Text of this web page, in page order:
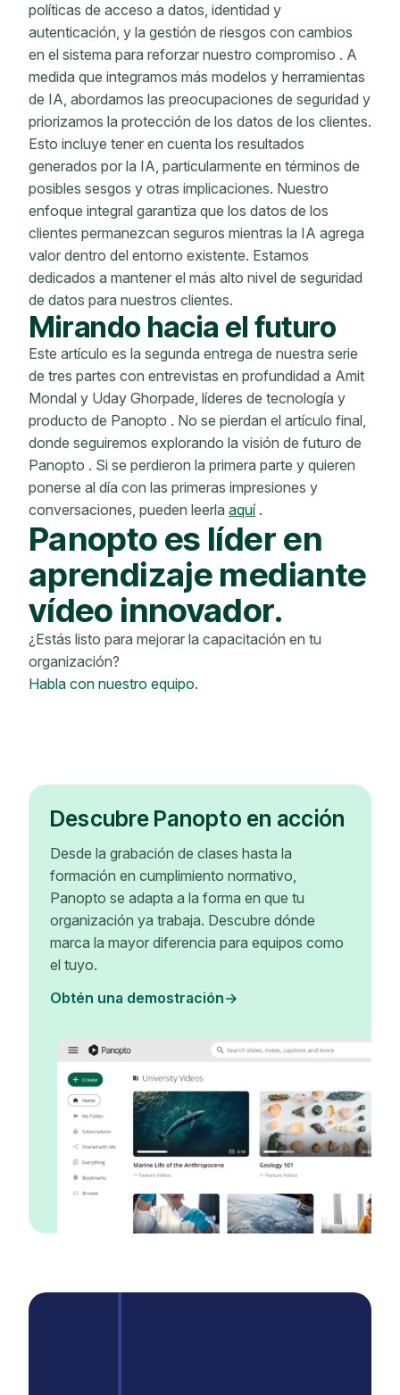
políticas de acceso a datos, identidad y
autenticación, y la gestión de riesgos con cambios
en el sistema para reforzar nuestro compromiso . A
medida que integramos más modelos y herramientas
de IA, abordamos las preocupaciones de seguridad y
priorizamos la protección de los datos de los clientes.
Esto incluye tener en cuenta los resultados
generados por la IA, particularmente en términos de
posibles sesgos y otras implicaciones. Nuestro
enfoque integral garantiza que los datos de los
clientes permanezcan seguros mientras la IA agrega
valor dentro del entorno existente. Estamos
dedicados a mantener el más alto nivel de seguridad
de datos para nuestros clientes.
Mirando hacia el futuro
Este artículo es la segunda entrega de nuestra serie
de tres partes con entrevistas en profundidad a Amit
Mondal y Uday Ghorpade, líderes de tecnología y
producto de Panopto . No se pierdan el artículo final,
donde seguiremos explorando la visión de futuro de
Panopto . Si se perdieron la primera parte y quieren
ponerse al día con las primeras impresiones y
conversaciones, pueden leerla aquí .
Panopto es líder en
aprendizaje mediante
vídeo innovador.
¿Estás listo para mejorar la capacitación en tu
organización?
Habla con nuestro equipo.
Descubre Panopto en acción
Desde la grabación de clases hasta la
formación en cumplimiento normativo,
Panopto se adapta a la forma en que tu
organización ya trabaja. Descubre dónde
marca la mayor diferencia para equipos como
el tuyo.
Obtén una demostración